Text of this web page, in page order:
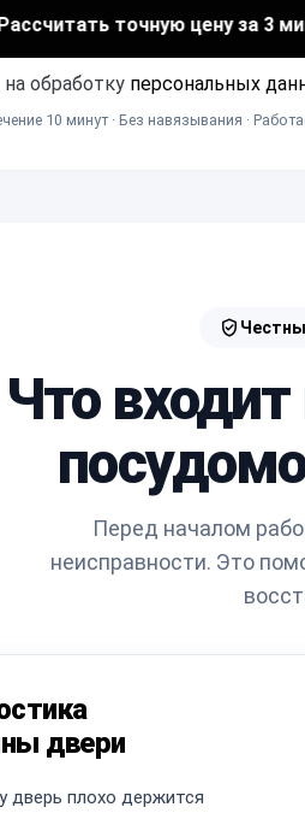
Рассчитать точную цену за 3
обработку персональных
10 минут · Без навязывания ·
Что
Перед началом
неисправности. Это
двери
дверь плохо держится